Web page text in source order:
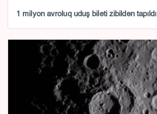
1 milyon avroluq uduş bileti zibildən tapıldı